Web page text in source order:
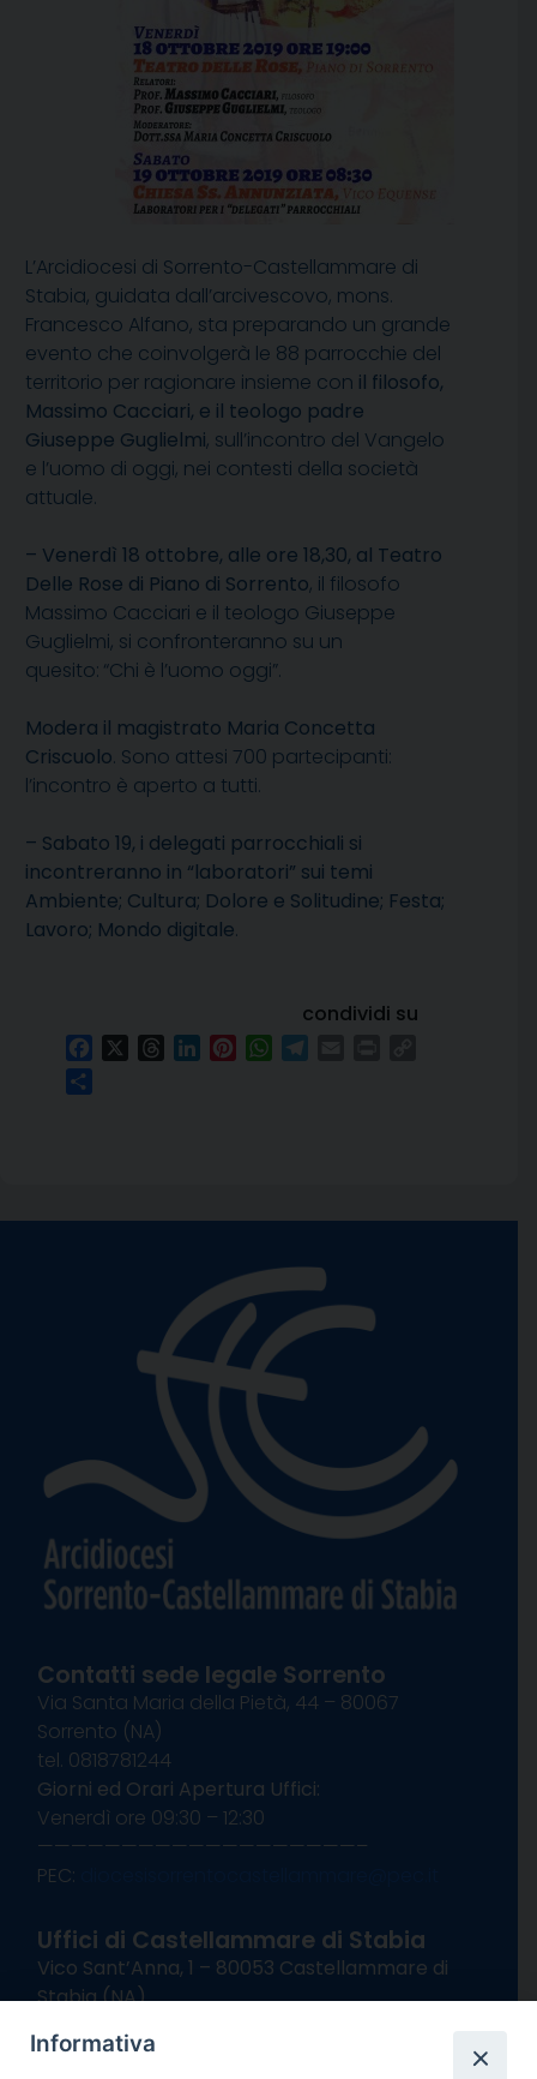
L’Arcidiocesi di Sorrento-Castellammare di
Stabia, guidata dall’arcivescovo, mons.
Francesco Alfano, sta preparando un grande
evento che coinvolgerà le 88 parrocchie del
territorio per ragionare insieme con il filosofo,
Massimo Cacciari, e il teologo padre
Giuseppe Guglielmi, sull’incontro del Vangelo
e l’uomo di oggi, nei contesti della società
attuale.
– Venerdì 18 ottobre, alle ore 18,30, al Teatro
Delle Rose di Piano di Sorrento, il filosofo
Massimo Cacciari e il teologo Giuseppe
Guglielmi, si confronteranno su un
quesito: “Chi è l’uomo oggi”.
Modera il magistrato Maria Concetta
Criscuolo. Sono attesi 700 partecipanti:
l’incontro è aperto a tutti.
– Sabato 19, i delegati parrocchiali si
incontreranno in “laboratori” sui temi
Ambiente; Cultura; Dolore e Solitudine; Festa;
Lavoro; Mondo digitale.
condividi su
FacebookThreadsLinkedInPinterestWhatsApp
Contatti sede legale Sorrento
Via Santa Maria della Pietà, 44 – 80067
Sorrento (NA)
tel. 0818781244
Giorni ed Orari Apertura Uffici:
Venerdì ore 09:30 – 12:30
———————————————————–
PEC:
Uffici di Castellammare di Stabia
Vico Sant’Anna, 1 – 80053 Castellammare di
Stabia (NA)
Giorni ed Orari Apertura Uffici:
Informativa